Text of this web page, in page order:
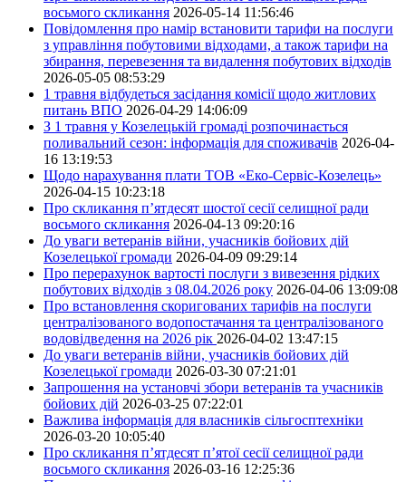
восьмого скликання 2026-05-14 11:56:46
Повідомлення про намір встановити тарифи на послуги
з управління побутовими відходами, а також тарифи на
збирання, перевезення та видалення побутових відходів
2026-05-05 08:53:29
1 травня відбудеться засідання комісії щодо житлових
питань ВПО 2026-04-29 14:06:09
З 1 травня у Козелецькій громаді розпочинається
поливальний сезон: інформація для споживачів 2026-04-
16 13:19:53
Щодо нарахування плати ТОВ «Еко-Сервіс-Козелець»
2026-04-15 10:23:18
Про скликання п’ятдесят шостої сесії селищної ради
восьмого скликання 2026-04-13 09:20:16
До уваги ветеранів війни, учасників бойових дій
Козелецької громади 2026-04-09 09:29:14
Про перерахунок вартості послуги з вивезення рідких
побутових відходів з 08.04.2026 року 2026-04-06 13:09:08
Про встановлення скоригованих тарифів на послуги
централізованого водопостачання та централізованого
водовідведення на 2026 рік 2026-04-02 13:47:15
До уваги ветеранів війни, учасників бойових дій
Козелецької громади 2026-03-30 07:21:01
Запрошення на установчі збори ветеранів та учасників
бойових дій 2026-03-25 07:22:01
Важлива інформація для власників сільгосптехніки
2026-03-20 10:05:40
Про скликання п’ятдесят п’ятої сесії селищної ради
восьмого скликання 2026-03-16 12:25:36